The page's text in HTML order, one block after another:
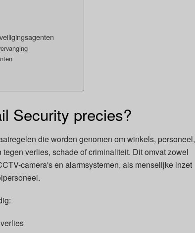
Security precies?
die worden genomen om winkels, personeel,
verlies, schade of criminaliteit. Dit omvat zowel
camera's en alarmsystemen, als menselijke inzet